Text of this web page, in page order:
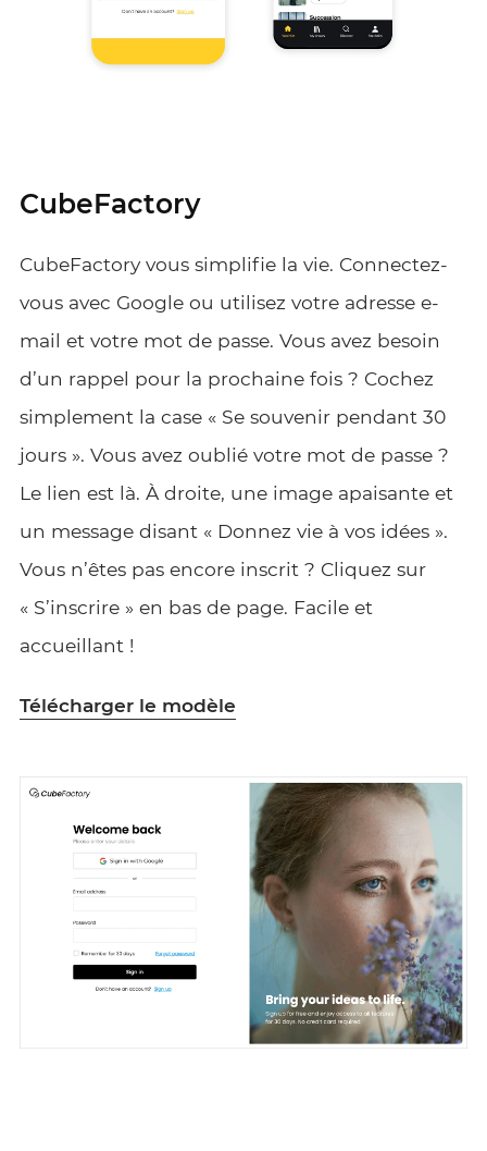
CubeFactory
CubeFactory vous simplifie la vie. Connectez-
vous avec Google ou utilisez votre adresse e-
mail et votre mot de passe. Vous avez besoin
d’un rappel pour la prochaine fois ? Cochez
simplement la case « Se souvenir pendant 30
jours ». Vous avez oublié votre mot de passe ?
Le lien est là. À droite, une image apaisante et
un message disant « Donnez vie à vos idées ».
Vous n’êtes pas encore inscrit ? Cliquez sur
« S’inscrire » en bas de page. Facile et
accueillant !
Télécharger le modèle